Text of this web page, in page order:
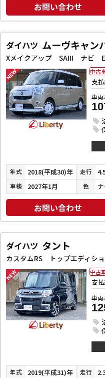
お問い合わせ
ダイハツ ムーヴキャン
支
車両
中古
年式 2018(平成30)年 走行
車検 2027年1月 色
お問い合わせ
ダイハツ タント
支
車両
中古
年式 2019(平成31)年 走行